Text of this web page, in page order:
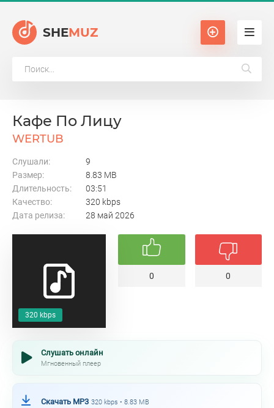
SHEMUZ
320 kbps
Кафе По Лицу
WERTUB
Слушали:
9
Размер:
8.83 MB
Длительность:
03:51
Качество:
320 kbps
Дата релиза:
28 май 2026
0 0
Слушать онлайн
Мгновенный плеер
Скачать MP3 320 kbps • 8.83 MB